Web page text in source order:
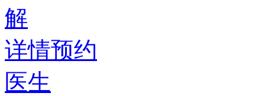
解
详情预约
医生